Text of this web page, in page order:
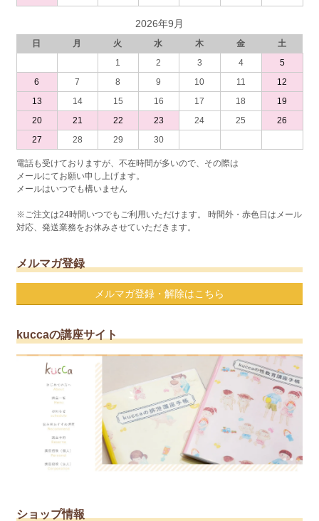
2026年9月
日 月 火 水 木 金
土
1
2 3 4
5
6
7 8 9 10 11
12
13
14 15 16 17 18
19
20
21 22 23 24 25
26
27
28 29 30
電話も受けておりますが、不在時間が多いので、その際は
メールにてお願い申し上げます。
メールはいつでも構いません
※ご注文は24時間いつでもご利用いただけます。 時間外・赤色日はメール
対応、発送業務をお休みさせていただきます。
メルマガ登録
メルマガ登録・解除はこちら
kuccaの講座サイト
ショップ情報